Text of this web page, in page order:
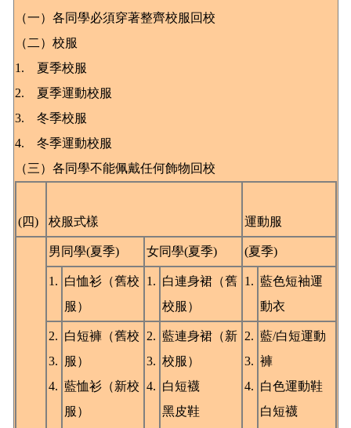
（一）各同學必須穿著整齊校服回校
（二）校服
1. 夏季校服
2. 夏季運動校服
3. 冬季校服
4. 冬季運動校服
（三）各同學不能佩戴任何飾物回校
(四) 校服式樣 運動服
男同學(夏季) 女同學(夏季) (夏季)
1. 白恤衫（舊校
服）
1. 白連身裙（舊
校服）
1. 藍色短袖運
動衣
2.
3.
4.
白短褲（舊校
服）
藍恤衫（新校
服）
2.
3.
4.
藍連身裙（新
校服）
白短襪
黑皮鞋
2.
3.
4.
藍/白短運動
褲
白色運動鞋
白短襪